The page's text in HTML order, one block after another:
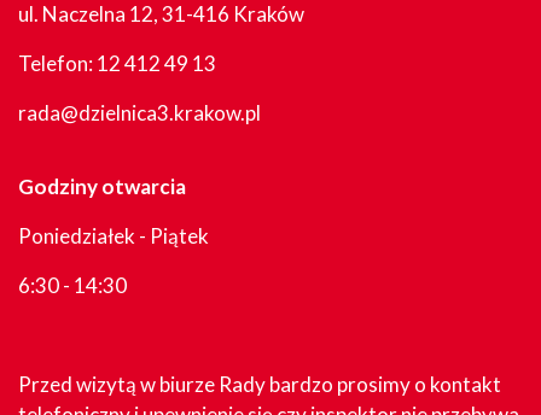
ul. Naczelna 12, 31-416 Kraków
Telefon:12 412 49 13
rada@dzielnica3.krakow.pl
Godziny otwarcia
Poniedziałek - Piątek
6:30 - 14:30
Przed wizytą w biurze Rady bardzo prosimy o kontakt